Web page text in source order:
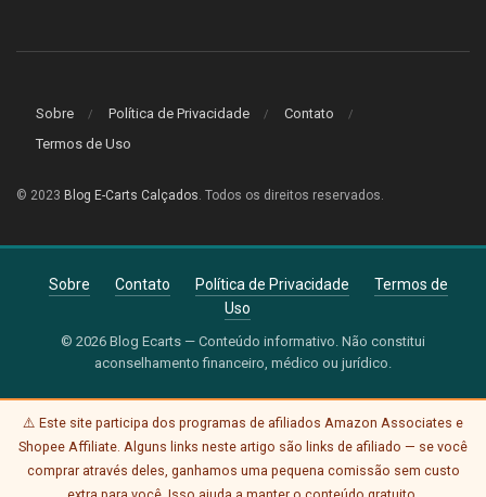
Sobre Política de Privacidade
Contato
Termos de Uso
© 2023 Blog E-Carts Calçados. Todos os direitos reservados.
Sobre Contato Política de Privacidade
Termos de
Uso
© 2026 Blog Ecarts — Conteúdo informativo. Não constitui
aconselhamento financeiro, médico ou jurídico.
⚠️ Este site participa dos programas de afiliados Amazon Associates e
Shopee Affiliate. Alguns links neste artigo são links de afiliado — se você
comprar através deles, ganhamos uma pequena comissão sem custo